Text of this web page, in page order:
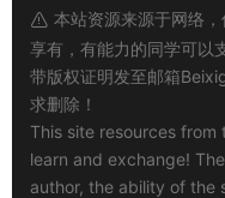
本站资源来源于网络
享有，有能力的同学可以
带版权证明发至邮箱
求删除！
This site resources
learn and exchange!
author, the ability of the